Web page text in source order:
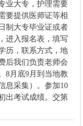
业大专，护理需要
要提供医师证等相
制大专毕业证或者
进入报名表，填写
历，联系方式，地
后我们负责老师会
8月底9月到当地教
息采集）。参加10
出考试成绩。交第